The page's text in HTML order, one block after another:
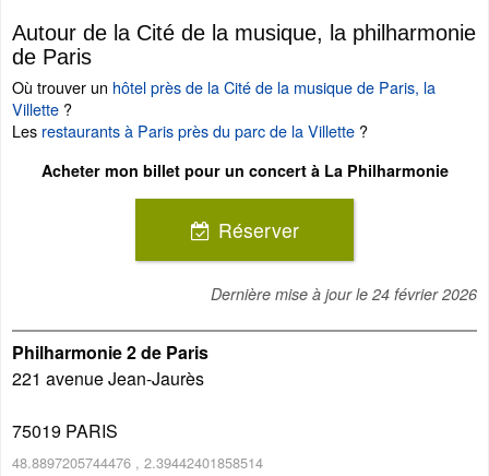
Autour de la Cité de la musique, la philharmonie
de Paris
Où trouver un hôtel près de la Cité de la musique de Paris, la
Villette ?
Les restaurants à Paris près du parc de la Villette ?
Acheter mon billet pour un concert à La Philharmonie
Réserver
Dernière mise à jour le 24 février 2026
Philharmonie 2 de Paris
221 avenue Jean-Jaurès
75019 PARIS
48.8897205744476 , 2.39442401858514